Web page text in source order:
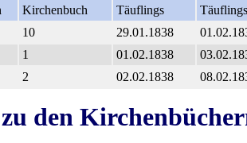
Kirchenbuch
Täuflings
Täuflings
10 29.01.1838
1 01.02.1838
2 02.02.1838
den